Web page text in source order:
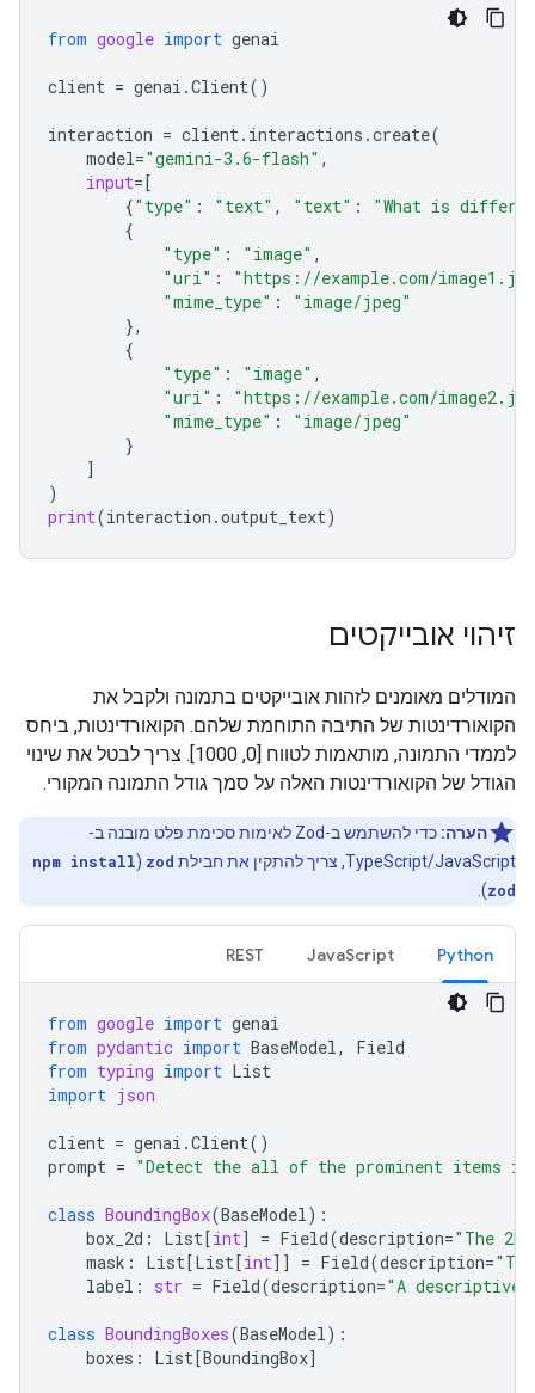
from google import genai
client = genai .Client()
interaction = client. interactions .create(
model="gemini-3.6-flash" ,
input=[
{"type" : "text" , "text" :
"What is
{
"type" : "image" ,
"uri" :
"https://example.com/
"mime_type" :
"image/jpeg"
},
{
"type" : "image" ,
"uri" :
"https://example.com/
"mime_type" :
"image/jpeg"
}
]
)
print(interaction .output_text)
זיהוי אובייקטים
המודלים מאומנים לזהות אובייקטים בתמונה ולקבל את
הקואורדינטות של התיבה התוחמת שלהם. הקואורדינטות, ביחס
לממדי התמונה, מותאמות לטווח [0, 1000]. צריך לבטל את שינוי
הגודל של הקואורדינטות האלה על סמך גודל התמונה המקורי.
הערה:
כדי להשתמש ב-Zod לאימות סכימת פלט מובנה ב-
TypeScript/JavaScript, צריך להתקין את חבילת
zod
(
npm install
zod
).
Python
JavaScript
REST
from google import genai
from pydantic import BaseModel,
Field
from typing import List
import json
client = genai .Client()
prompt = "Detect the all of the prominent items in
class BoundingBox(BaseModel):
box_2d : List[int] = Field(description="The
mask : List[List[int]] = Field(description=
label : str = Field(description="A
class BoundingBoxes(BaseModel):
boxes : List[BoundingBox]